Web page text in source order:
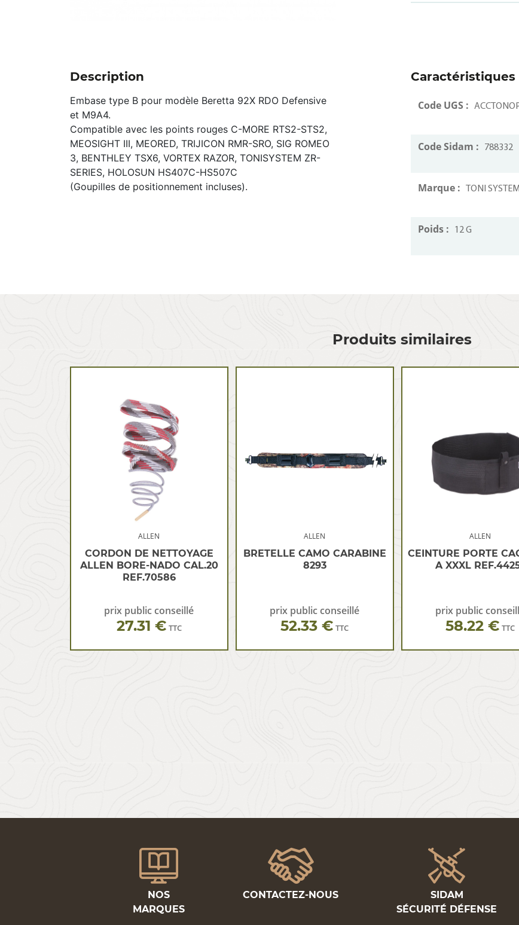
Description
Embase type B pour modèle Beretta 92X RDO Defensive
et M9A4.
Compatible avec les points rouges C-MORE RTS2-STS2,
MEOSIGHT III, MEORED, TRIJICON RMR-SRO, SIG ROMEO
3, BENTHLEY TSX6, VORTEX RAZOR, TONISYSTEM ZR-
SERIES, HOLOSUN HS407C-HS507C
(Goupilles de positionnement incluses).
Caractéristiques
Code UGS :
Code Sidam : 788332
Marque : TONI SYSTEM
Poids : 12 G
Produits similaires
ALLEN
CORDON DE NETTOYAGE
ALLEN BORE-NADO CAL.20
REF.70586
prix public conseillé
27.31 € TTC
ALLEN
BRETELLE CAMO CARABINE
8293
prix public conseillé
52.33 € TTC
ALLEN
CEINTURE PORTE
A XXXL
prix public
58.22 € TTC
NOS
MARQUES
CONTACTEZ-NOUS
SIDAM
SÉCURITÉ DÉFENSE